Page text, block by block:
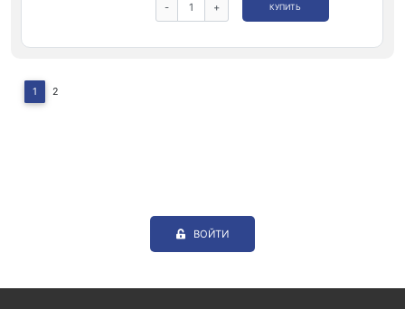
- + КУПИТЬ
1 2
ВОЙТИ